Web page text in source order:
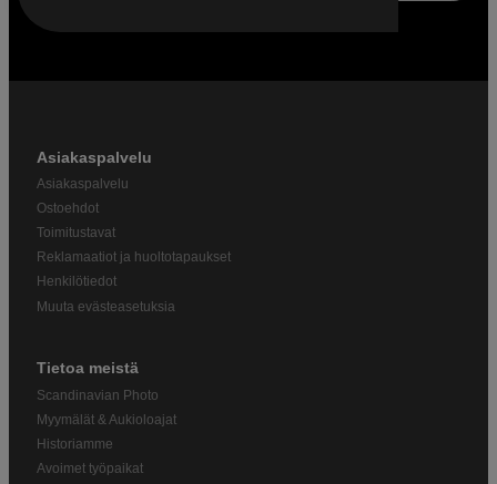
Asiakaspalvelu
Asiakaspalvelu
Ostoehdot
Toimitustavat
Reklamaatiot ja huoltotapaukset
Henkilötiedot
Muuta evästeasetuksia
Tietoa meistä
Scandinavian Photo
Myymälät & Aukioloajat
Historiamme
Avoimet työpaikat